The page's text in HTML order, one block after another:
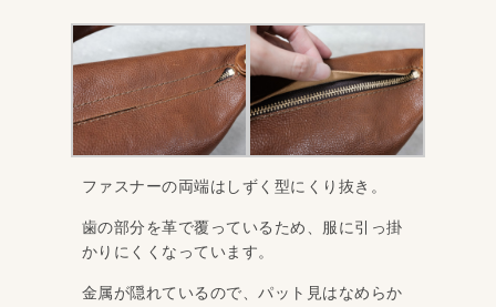
ファスナーの両端はしずく型にくり抜き。
歯の部分を革で覆っているため、服に引っ掛
かりにくくなっています。
金属が隠れているので、パット見はなめらか